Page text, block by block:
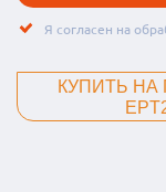
Я согласен на
КУПИТЬ НА